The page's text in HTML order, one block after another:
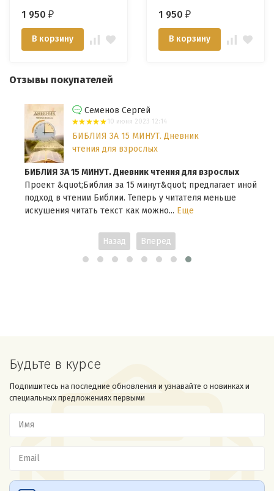
1 950 ₽
В корзину
1 950 ₽
В корзину
Отзывы покупателей
Семенов Сергей
10 июня 2023 12:14
БИБЛИЯ ЗА 15 МИНУТ. Дневник
чтения для взрослых
БИБЛИЯ ЗА 15 МИНУТ. Дневник чтения для взрослых
Проект &quot;Библия за 15 минут&quot; предлагает иной
подход в чтении Библии. Теперь у читателя меньше
искушения читать текст как можно...Еще
Назад Вперед
Будьте в курсе
Подпишитесь на последние обновления и узнавайте о новинках и
специальных предложениях первыми